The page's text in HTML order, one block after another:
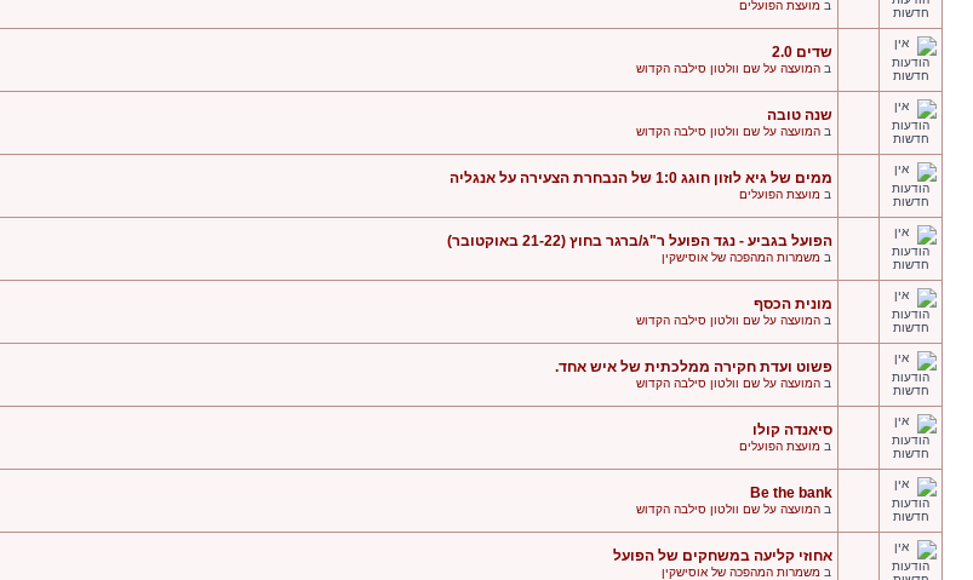
ב מועצת הפועלים
שדים 2.0
ב המועצה על שם וולטון סילבה הקדוש
שנה טובה
ב המועצה על שם וולטון סילבה הקדוש
ממים של גיא לוזון חוגג 1:0 של הנבחרת הצעירה על אנגליה
ב מועצת הפועלים
הפועל בגביע - נגד הפועל ר"ג/ברגר בחוץ (21-22 באוקטובר)
ב משמרות המהפכה של אוסישקין
מונית הכסף
ב המועצה על שם וולטון סילבה הקדוש
פשוט ועדת חקירה ממלכתית של איש אחד.
ב המועצה על שם וולטון סילבה הקדוש
סיאנדה קולו
ב מועצת הפועלים
Be the bank
ב המועצה על שם וולטון סילבה הקדוש
אחוזי קליעה במשחקים של הפועל
ב משמרות המהפכה של אוסישקין